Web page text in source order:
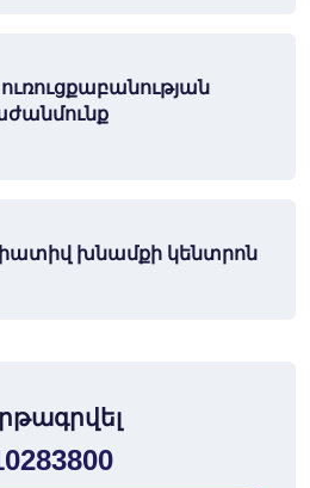
խնամքի կենտրոն